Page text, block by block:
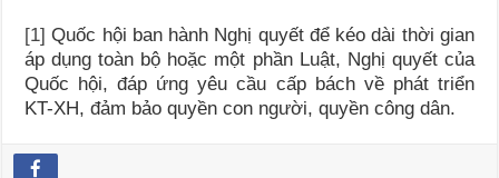
[1] Quốc hội ban hành Nghị quyết để kéo dài thời gian
áp dụng toàn bộ hoặc một phần Luật, Nghị quyết của
Quốc hội, đáp ứng yêu cầu cấp bách về phát triển
KT-XH, đảm bảo quyền con người, quyền công dân.